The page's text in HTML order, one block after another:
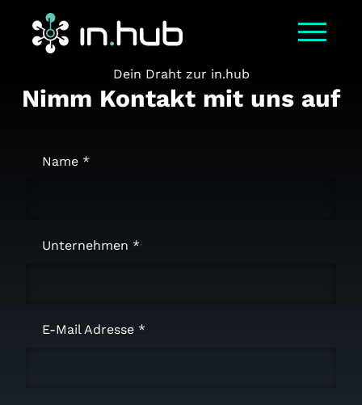
Dein Draht zur in.hub
Nimm Kontakt mit uns auf
Name
Unternehmen
E-Mail Adresse